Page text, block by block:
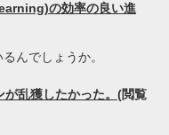
の効率の良い進
んでしょうか。
乱獲したかった。 (閲覧